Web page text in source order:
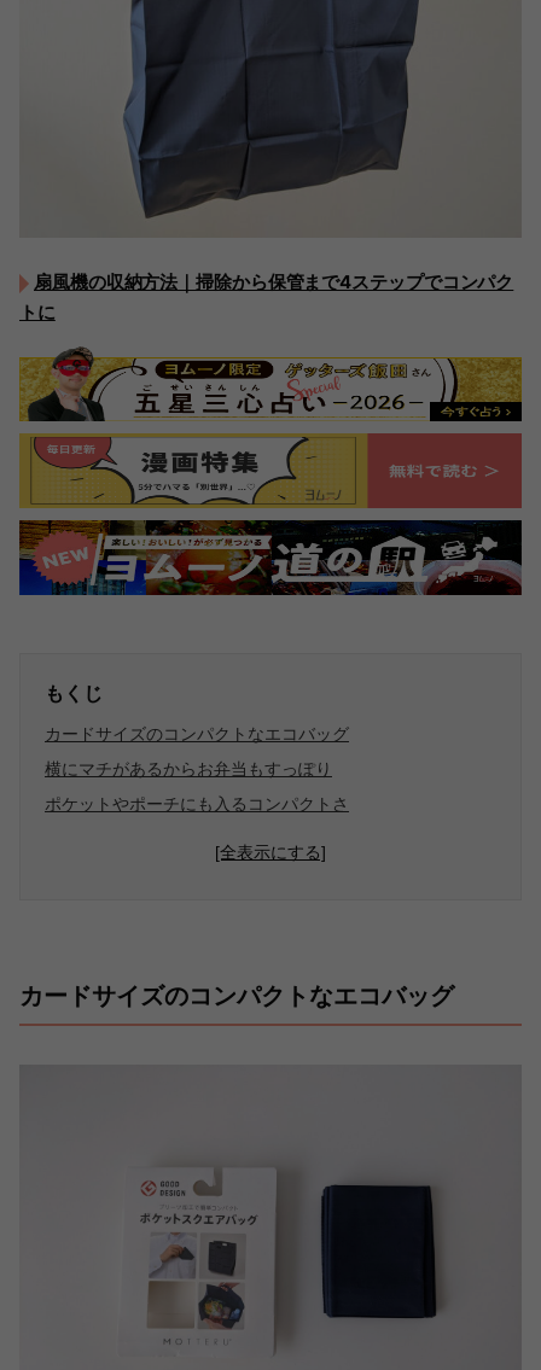
扇風機の収納方法｜掃除から保管まで4ステップでコンパク
トに
もくじ
カードサイズのコンパクトなエコバッグ
横にマチがあるからお弁当もすっぽり
ポケットやポーチにも入るコンパクトさ
[全表示にする]
カードサイズのコンパクトなエコバッグ